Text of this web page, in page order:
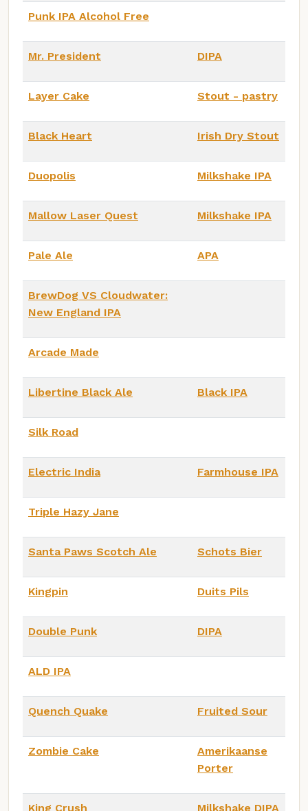
Punk IPA Alcohol Free
Mr. President DIPA
Layer Cake Stout - pastry
Black Heart Irish Dry Stout
Duopolis Milkshake IPA
Mallow Laser Quest Milkshake IPA
Pale Ale APA
BrewDog VS Cloudwater:
New England IPA
Arcade Made
Libertine Black Ale Black IPA
Silk Road
Electric India Farmhouse IPA
Triple Hazy Jane
Santa Paws Scotch Ale Schots Bier
Kingpin Duits Pils
Double Punk DIPA
ALD IPA
Quench Quake Fruited Sour
Zombie Cake
Amerikaanse
Porter
King Crush Milkshake DIPA